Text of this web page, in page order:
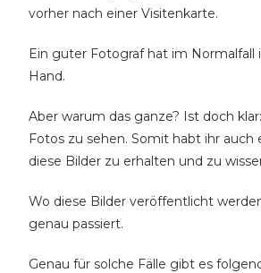
vorher nach einer Visitenkarte.
Ein guter Fotograf hat im Normalfall
Hand.
Aber warum das ganze? Ist doch
Fotos zu sehen. Somit habt ihr auch
diese Bilder zu erhalten und zu
Wo diese Bilder veröffentlicht
genau passiert.
Genau für solche Fälle gibt es